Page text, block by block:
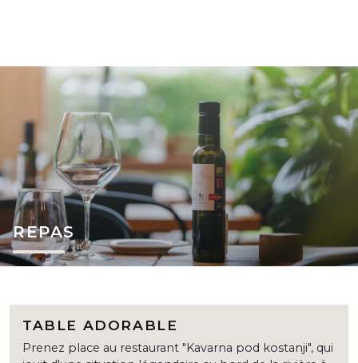
REPAS
TABLE ADORABLE
Prenez place au restaurant "Kavarna pod kostanji", qui